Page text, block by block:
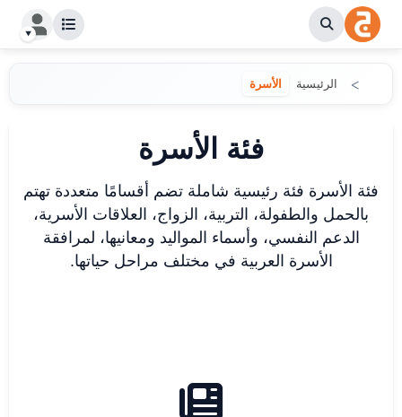
الأسرة الرئيسية
فئة الأسرة
فئة الأسرة فئة رئيسية شاملة تضم أقسامًا متعددة تهتم
بالحمل والطفولة، التربية، الزواج، العلاقات الأسرية،
الدعم النفسي، وأسماء المواليد ومعانيها، لمرافقة
الأسرة العربية في مختلف مراحل حياتها.